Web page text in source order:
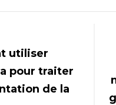
utiliser
pour traiter
de la